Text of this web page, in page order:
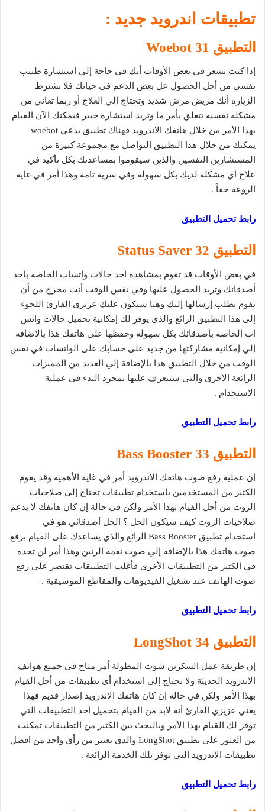
تطبيقات اندرويد جديد :
التطبيق 31
إذا كنت تشعر في بعض الأوقات أنك في حاجة إلي استشارة طبيب
نفسي من أجل الحصول عل بعض الدعم في حياتك فلا تشترط
الزيارة أنك مريض مرض شديد وتحتاج إلي العلاج أو ربما تعاني من
مشكلة نفسية تتعلق بأمر ما وتريد استشارة خبير فيمكنك الآن القيام
بهذا الأمر من خلال هاتفك الاندرويد فهناك تطبيق يدعي woebot
يمكنك من خلال هذا التطبيق التواصل مع مجموعة كبيرة من
المستشارين النفسين والذين سيقوموا بمساعدتك بكل تأكيد في
علاج أي مشكلة لديك بكل سهولة وفي سرية تامة وهذا أمر في غاية
الروعة حقاً .
رابط تحميل التطبيق
التطبيق 32 Status Saver
في بعض الأوقات قد تقوم بمشاهدة أحد حالات واتساب الخاصة بأحد
أصدقائك وتريد الحصول عليها وفي نفس الوقت أنت محرج من أن
تقوم بطلب إرسالها إليك وهنا سيكون عليك عزيزي القارئ اللجوء
إلي هذا التطبيق الرائع والذي يوفر لك إمكانية تحميل حالات واتس
اب الخاصة بأصدقائك بكل سهولة وحفظها على هاتفك هذا بالإضافة
إلي إمكانية مشاركتها من جديد على حسابك على الواتساب في نفس
الوقت من خلال التطبيق هذا بالإضافة إلي العديد من المميزات
الرائعة الأخرى والتي ستتعرف عليها بمجرد البدء في عملية
الاستخدام .
رابط تحميل التطبيق
التطبيق 33 Bass Booster
إن عملية رفع صوت هاتفك الاندرويد أمر في غاية الأهمية وقد يقوم
الكثير من المستخدمين باستخدام تطبيقات تحتاج إلي صلاحيات
الروت من أجل القيام بهذا الأمر ولكن في حالة إن كان هاتفك لا يدعم
صلاحيات الروت كيف سيكون الحل ؟ الحل أصدقائي هو في
استخدام تطبيق Bass Booster الرائع والذي يساعدك على القيام برفع
صوت هاتفك هذا بالإضافة إلي صوت نغمة الرنين وهذا أمر لن تجده
في الكثير من التطبيقات الأخرى فأغلب التطبيقات تقتصر على رفع
صوت الهاتف عند تشغيل الفيديوهات والمقاطع الموسيقية .
رابط تحميل التطبيق
التطبيق 34 LongShot
إن طريقة عمل السكرين شوت المطولة أمر متاح في جميع هواتف
الاندرويد الحديثة ولا تحتاج إلي استخدام أي تطبيقات من أجل القيام
بهذا الأمر ولكن في حالة إن كان هاتفك الاندرويد إصدار قديم فهذا
يعني عزيزي القارئ أنه لابد من القيام بتحميل أحد التطبيقات التي
توفر لك القيام بهذا الأمر وبالبحث بين الكثير من التطبيقات تمكنت
من العثور على تطبيق LongShot والذي يعتبر من رأي واحد من افضل
تطبيقات الاندرويد التي توفر تلك الخدمة الرائعة .
رابط تحميل التطبيق